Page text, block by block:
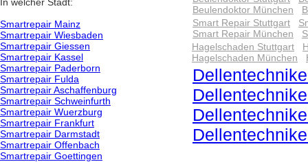
Smartrepair Mainz
Smartrepair Wiesbaden
Smartrepair Giessen
Smartrepair Kassel
Smartrepair Paderborn
Smartrepair Fulda
Smartrepair Aschaffenburg
Smartrepair Schweinfurth
Smartrepair Wuerzburg
Smartrepair Frankfurt
Smartrepair Darmstadt
Smartrepair Offenbach
Smartrepair Goettingen
Beulendoktor München
Smart Repair Stuttgart
Smart Repair München
Hagelschaden Stuttgart
Hagelschaden München